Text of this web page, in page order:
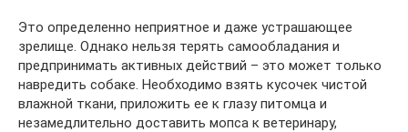
Это определенно неприятное и даже устрашающее
зрелище. Однако нельзя терять самообладания и
предпринимать активных действий – это может только
навредить собаке. Необходимо взять кусочек чистой
влажной ткани, приложить ее к глазу питомца и
незамедлительно доставить мопса к ветеринару,